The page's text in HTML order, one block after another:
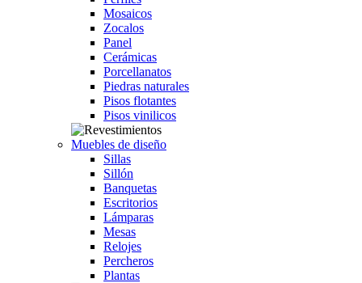
Mosaicos
Zocalos
Panel
Cerámicas
Porcellanatos
Piedras naturales
Pisos flotantes
Pisos vinilicos
Muebles de diseño
Sillas
Sillón
Banquetas
Escritorios
Lámparas
Mesas
Relojes
Percheros
Plantas